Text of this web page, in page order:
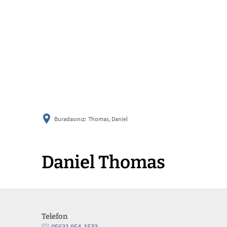
Buradasınız: Thomas, Daniel
Daniel Thomas
Telefon